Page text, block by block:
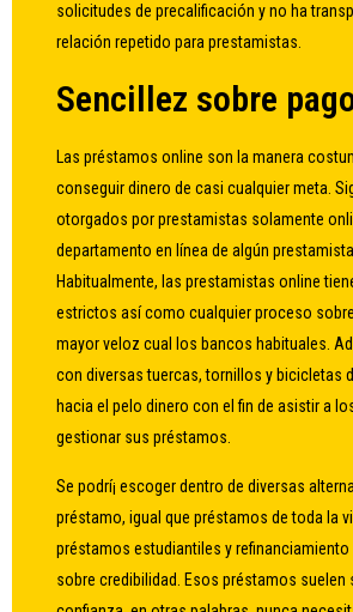
solicitudes de precalificación y no ha
relación repetido para prestamistas.
Sencillez sobre
Las préstamos online son la manera
conseguir dinero de casi cualquier meta.
otorgados por prestamistas solamente
departamento en línea de algún
Habitualmente, las prestamistas online
estrictos así­ como cualquier proceso
mayor veloz cual los bancos habituales.
con diversas tuercas, tornillos y bicicletas
hacia el pelo dinero con el fin de asistir a
gestionar sus préstamos.
Se podrí¡ escoger dentro de diversas
préstamo, igual que préstamos de toda la
préstamos estudiantiles y
sobre credibilidad. Esos préstamos suelen